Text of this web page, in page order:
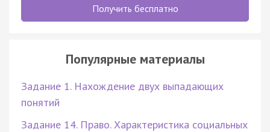
Получить бесплатно
Популярные материалы
Задание 1. Нахождение двух выпадающих
понятий
Задание 14. Право. Характеристика социальных